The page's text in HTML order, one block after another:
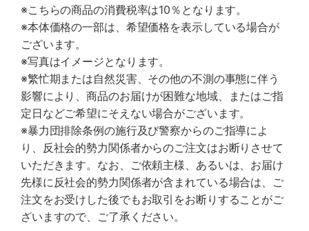
※こちらの商品の消費税率は10％となります。
※本体価格の一部は、希望価格を表示している場合が
ございます。
※写真はイメージとなります。
※繁忙期または自然災害、その他の不測の事態に伴う
影響により、商品のお届けが困難な地域、またはご指
定日などご希望にそえない場合がございます。
※暴力団排除条例の施行及び警察からのご指導によ
り、反社会的勢力関係者からのご注文はお断りさせて
いただきます。なお、ご依頼主様、あるいは、お届け
先様に反社会的勢力関係者が含まれている場合は、ご
注文をお受けした後でもお取引をお断りすることがご
ざいますので、ご了承ください。